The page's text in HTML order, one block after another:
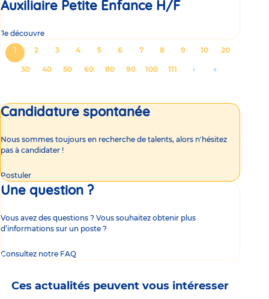
Auxiliaire Petite Enfance H/F
Je découvre
Pagination
Page
courante
1 Page
2 Page
3 Page
4 Page
5 Page
6 Page
7 Page
8 Page
9 Page
10 Page
20
Page
30 Page
40 Page
50 Page
60 Page
80 Page
90 Page
100 Page
111
Aller
›
Aller
dernière
»
Candidature spontanée
Nous sommes toujours en recherche de talents, alors n'hésitez
pas à candidater !
Postuler
Une question ?
Vous avez des questions ? Vous souhaitez obtenir plus
d’informations sur un poste ?
Consultez notre FAQ
Ces actualités peuvent vous intéresser